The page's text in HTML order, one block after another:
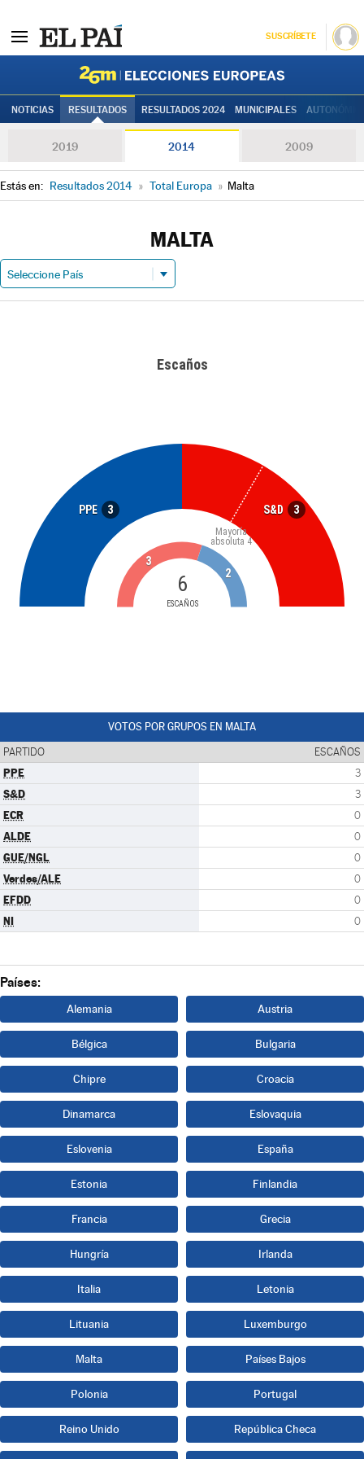
SUSCRÍBETE
NOTICIAS RESULTADOS RESULTADOS 2024 MUNICIPALES
2019 2014 2009
Estás en: Resultados 2014 » Total Europa » Malta
MALTA
Escaños
PPE 3 S&D 3
6
ESCAÑOS
Mayoría
absoluta 4
3
2
VOTOS POR GRUPOS EN MALTA
PARTIDO ESCAÑOS
PPE 3
S&D 3
ECR 0
ALDE 0
GUE/NGL 0
Verdes/ALE 0
EFDD 0
NI 0
Países:
Alemania Austria
Bélgica Bulgaria
Chipre Croacia
Dinamarca Eslovaquia
Eslovenia España
Estonia Finlandia
Francia Grecia
Hungría Irlanda
Italia Letonia
Lituania Luxemburgo
Malta Países Bajos
Polonia Portugal
Reino Unido República Checa